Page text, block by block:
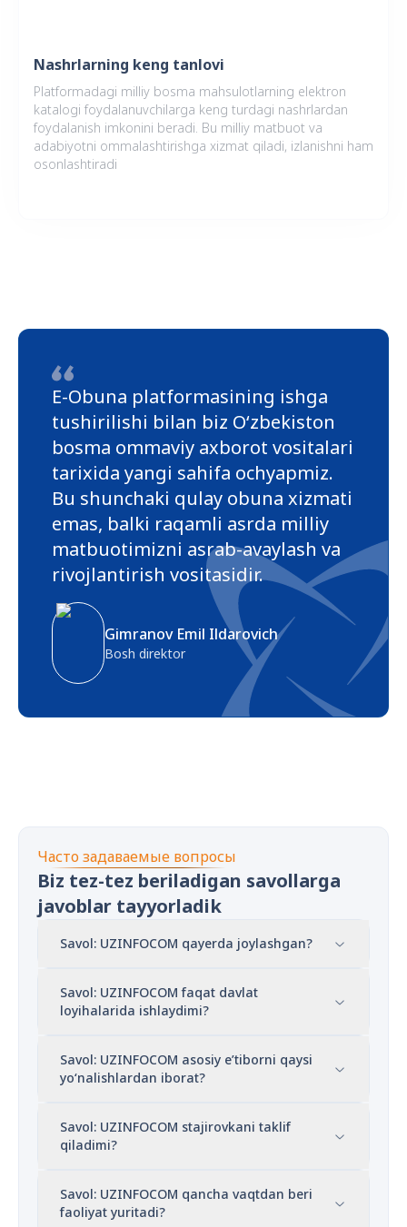
Nashrlarning keng tanlovi
Platformadagi milliy bosma mahsulotlarning elektron
katalogi foydalanuvchilarga keng turdagi nashrlardan
foydalanish imkonini beradi. Bu milliy matbuot va
adabiyotni ommalashtirishga xizmat qiladi, izlanishni ham
osonlashtiradi
E-Obuna platformasining ishga
tushirilishi bilan biz O‘zbekiston
bosma ommaviy axborot vositalari
tarixida yangi sahifa ochyapmiz.
Bu shunchaki qulay obuna xizmati
emas, balki raqamli asrda milliy
matbuotimizni asrab-avaylash va
rivojlantirish vositasidir.
Gimranov Emil Ildarovich
Bosh direktor
Часто задаваемые вопросы
Biz tez-tez beriladigan savollarga
javoblar tayyorladik
Savol: UZINFOCOM qayerda joylashgan?
Savol: UZINFOCOM faqat davlat
loyihalarida ishlaydimi?
Savol: UZINFOCOM asosiy e’tiborni qaysi
yo‘nalishlardan iborat?
Savol: UZINFOCOM stajirovkani taklif
qiladimi?
Savol: UZINFOCOM qancha vaqtdan beri
faoliyat yuritadi?